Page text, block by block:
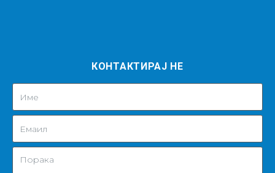
КОНТАКТИРАЈ НЕ